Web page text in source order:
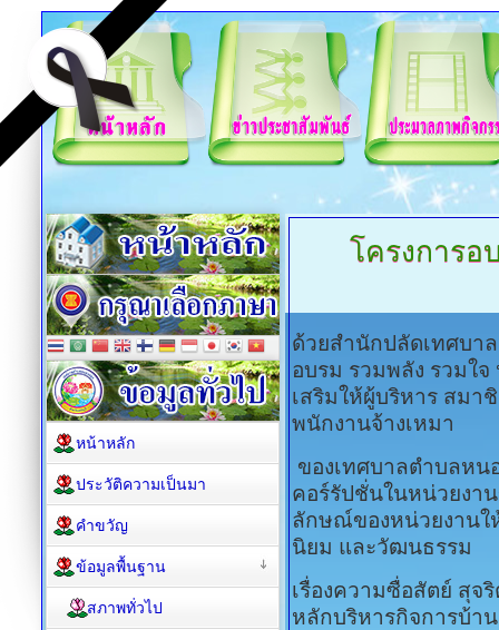
โครงการอ
ด้วยสำนักปลัดเทศบา
อบรม รวมพลัง รวมใ
เสริมให้ผู้บริหาร สมา
พนักงานจ้างเหมา
ของเทศบาลตำบลหน
คอร์รัปชั่นในหน่วยงา
ลักษณ์ของหน่วยงานใ
นิยม และวัฒนธรรม
เรื่องความซื่อสัตย์ สุจ
หลักบริหารกิจการบ้า
หน้าหลัก
ประวัติความเป็นมา
คำขวัญ
ข้อมูลพื้นฐาน
สภาพทั่วไป